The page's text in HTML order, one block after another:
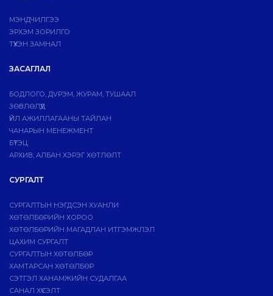
МЭНДЧИЛГЭЭ
ЭРХЭМ ЗОРИЛГО
ТҮҮХЭН ЗАМНАЛ
ЗАСАГЛАЛ
БОДЛОГО, ДVРЭМ, ЖУРАМ, ТУШААЛ
ЗӨВЛӨЛҮҮД
ҮЙЛ АЖИЛЛАГААНЫ ТАЙЛАН
ЧАНАРЫН МЕНЕЖМЕНТ
БҮТЭЦ
АРХИВ, АЛБАН ХЭРЭГ ХӨТЛӨЛТ
СУРГАЛТ
СУРГАЛТЫН НЭГДСЭН ХУАНЛИ
ХӨТӨЛБӨРИЙН ХОРОО
ХӨТӨЛБӨРИЙН МАГАДЛАН ИТГЭМЖЛЭЛ
ЦАХИМ СУРГАЛТ
СУРГАЛТЫН ХӨТӨЛБӨР
ХАМТАРСАН ХӨТӨЛБӨР
СЭТГЭЛ ХАНАМЖИЙН СУДАЛГАА
САНАЛ ХҮСЭЛТ